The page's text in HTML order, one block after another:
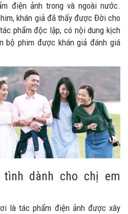
điện ảnh trong và ngoài nước.
khán giả đã thấy được Đời cho
phẩm độc lập, có nội dung kịch
bộ phim được khán giả đánh giá
tình dành cho chị em
là tác phẩm điện ảnh được xây